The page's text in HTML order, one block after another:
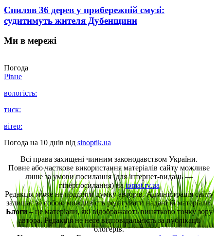
Спиляв 36 дерев у прибережній смузі:
судитимуть жителя Дубенщини
Ми в мережі
Погода
Рівне
вологість:
тиск:
вітер:
Погода на 10 днів від sinoptik.ua
Всі права захищені чинним законодавством України.
Повне або часткове використання матеріалів сайту можливе
лише за умови посилання (для інтернет-видань —
гіперпосилання) наtomat.rv.ua
Редакція може не поділяти думку авторів. Адміністрація сайту
залишає за собою можливість редагувати надані їй матеріали.
Блоги– це матеріали, які відображають винятково точку зору
автора. Редакція не несе відповідальність за публікації
блогерів.